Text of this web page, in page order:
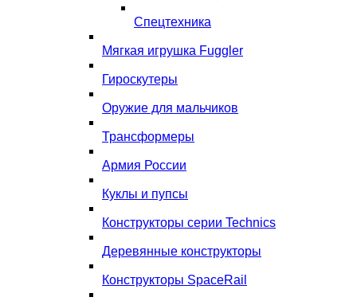
Спецтехника
Мягкая игрушка Fuggler
Гироскутеры
Оружие для мальчиков
Трансформеры
Армия России
Куклы и пупсы
Конструкторы серии Technics
Деревянные конструкторы
Конструкторы SpaceRail